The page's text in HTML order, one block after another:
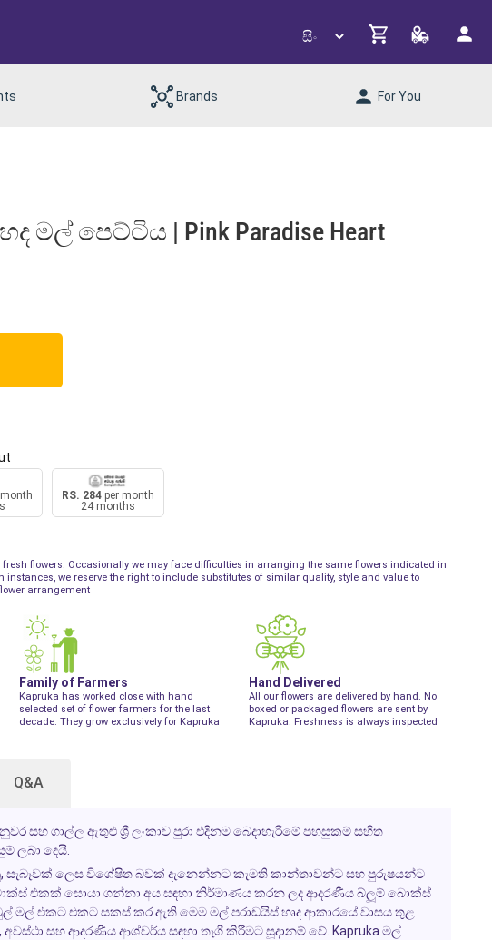
Brands For You
මල් පෙට්ටිය | Pink Paradise Heart
RS. 284per month
24 months
flowers. Occasionally we may face difficulties in arranging the same flowers indicated in
we reserve the right to include substitutes of similar quality, style and value to
arrangement
Family of Farmers
Kapruka has worked close with hand
selected set of flower farmers for the last
decade. They grow exclusively for Kapruka
Hand Delivered
All our flowers are delivered by hand. No
boxed or packaged flowers are sent by
Kapruka. Freshness is always inspected
Q&A
ගාල්ල ඇතුළු ශ්‍රී ලංකාව පුරා එදිනම බෙදාහැරීමේ පහසුකම් සහිත
ලබා දෙයි.
සැබෑවක් ලෙස විශේෂිත බවක් දැනෙන්නට කැමති කාන්තාවන්ට සහ පුරුෂයන්ට
එකක් සොයා ගන්නා අය සඳහා නිර්මාණය කරන ලද ආදරණීය බ්ලූම් බොක්ස්
මල් එකට එකට සකස් කර ඇති මෙම මල් පරාඩයිස් හෘද ආකාරයේ වාසය තුළ
සහ ආදරණීය ආශ්චර්ය සඳහා තෑගි කිරීමට සූදානම් වේ. Kapruka මල්